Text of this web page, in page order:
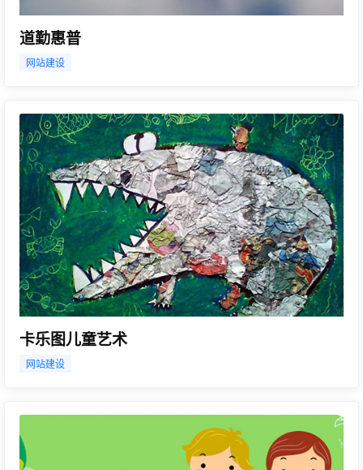
道勤惠普
网站建设
卡乐图儿童艺术
网站建设